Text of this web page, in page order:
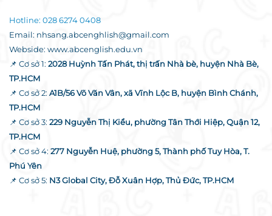
Hotline: 028 6274 0408
Email: nhsang.abcenghlish@gmail.com
Webside: www.abcenglish.edu.vn
📌 Cơ sở 1: 2028 Huỳnh Tấn Phát, thị trấn Nhà bè, huyện Nhà Bè,
TP.HCM
📌 Cơ sở 2: A1B/56 Võ Văn Vân, xã Vĩnh Lộc B, huyện Bình Chánh,
TP.HCM
📌 Cơ sở 3: 229 Nguyễn Thị Kiểu, phường Tân Thới Hiệp, Quận 12,
TP.HCM
📌 Cơ sở 4: 277 Nguyễn Huệ, phường 5, Thành phố Tuy Hòa, T.
Phú Yên
📌 Cơ sở 5: N3 Global City, Đỗ Xuân Hợp, Thủ Đức, TP.HCM